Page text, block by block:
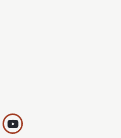
ry X:ssä
TELA ry Bluesky:ssa
TELA ryTELA ry
Työeläkevakuuttajat TELA ry